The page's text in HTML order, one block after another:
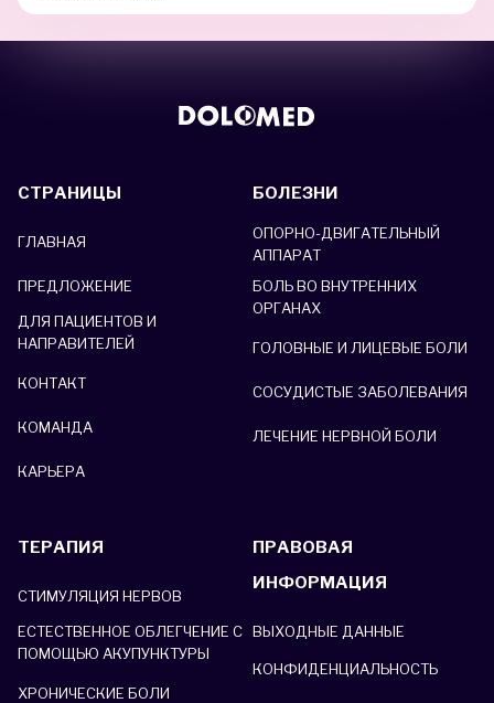
СТРАНИЦЫ
ГЛАВНАЯ
ПРЕДЛОЖЕНИЕ
ДЛЯ ПАЦИЕНТОВ И
НАПРАВИТЕЛЕЙ
КОНТАКТ
КОМАНДА
КАРЬЕРА
БОЛЕЗНИ
ОПОРНО-ДВИГАТЕЛЬНЫЙ
АППАРАТ
БОЛЬ ВО ВНУТРЕННИХ
ОРГАНАХ
ГОЛОВНЫЕ И ЛИЦЕВЫЕ БОЛИ
СОСУДИСТЫЕ ЗАБОЛЕВАНИЯ
ЛЕЧЕНИЕ НЕРВНОЙ БОЛИ
ТЕРАПИЯ
СТИМУЛЯЦИЯ НЕРВОВ
ЕСТЕСТВЕННОЕ ОБЛЕГЧЕНИЕ С
ПОМОЩЬЮ АКУПУНКТУРЫ
ХРОНИЧЕСКИЕ БОЛИ
ПРАВОВАЯ
ИНФОРМАЦИЯ
ВЫХОДНЫЕ ДАННЫЕ
КОНФИДЕНЦИАЛЬНОСТЬ